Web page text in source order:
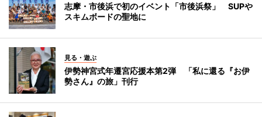
志摩・市後浜で初のイベント「市後浜祭」 SUPや
スキムボードの聖地に
見る・遊ぶ
伊勢神宮式年遷宮応援本第2弾 「私に還る『お伊
勢さん』の旅」刊行